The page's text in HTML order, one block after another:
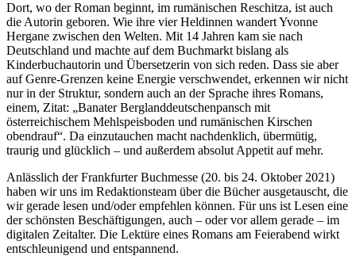
Dort, wo der Roman beginnt, im rumänischen Reschitza, ist auch
die Autorin geboren. Wie ihre vier Heldinnen wandert Yvonne
Hergane zwischen den Welten. Mit 14 Jahren kam sie nach
Deutschland und machte auf dem Buchmarkt bislang als
Kinderbuchautorin und Übersetzerin von sich reden. Dass sie aber
auf Genre-Grenzen keine Energie verschwendet, erkennen wir nicht
nur in der Struktur, sondern auch an der Sprache ihres Romans,
einem, Zitat: „Banater Berglanddeutschenpansch mit
österreichischem Mehlspeisboden und rumänischen Kirschen
obendrauf“. Da einzutauchen macht nachdenklich, übermütig,
traurig und glücklich – und außerdem absolut Appetit auf mehr.
Anlässlich der Frankfurter Buchmesse (20. bis 24. Oktober 2021)
haben wir uns im Redaktionsteam über die Bücher ausgetauscht, die
wir gerade lesen und/oder empfehlen können. Für uns ist Lesen eine
der schönsten Beschäftigungen, auch – oder vor allem gerade – im
digitalen Zeitalter. Die Lektüre eines Romans am Feierabend wirkt
entschleunigend und entspannend.